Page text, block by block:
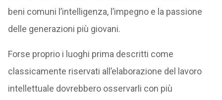
beni comuni l’intelligenza, l’impegno e la passione
delle generazioni più giovani.
Forse proprio i luoghi prima descritti come
classicamente riservati all’elaborazione del lavoro
intellettuale dovrebbero osservarli con più